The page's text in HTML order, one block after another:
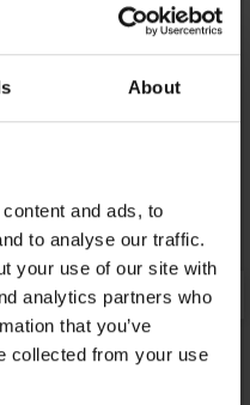
About
and ads, to
to analyse our traffic.
your use of our site with
analytics partners who
that you’ve
collected from your use